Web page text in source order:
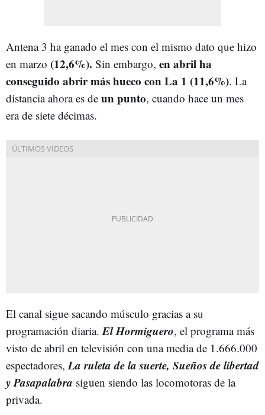
Antena 3 ha ganado el mes con el mismo dato que hizo
en marzo (12,6%). Sin embargo, en abril ha
conseguido abrir más hueco con La 1 (11,6%). La
distancia ahora es de un punto, cuando hace un mes
era de siete décimas.
El canal sigue sacando músculo gracias a su
programación diaria. El Hormiguero, el programa más
visto de abril en televisión con una media de 1.666.000
espectadores, La ruleta de la suerte, Sueños de libertad
y Pasapalabra siguen siendo las locomotoras de la
privada.